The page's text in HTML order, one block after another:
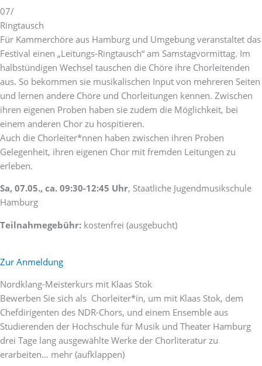
07/
Ringtausch
Für Kammerchöre aus Hamburg und Umgebung veranstaltet das
Festival einen „Leitungs-Ringtausch“ am Samstagvormittag. Im
halbstündigen Wechsel tauschen die Chöre ihre Chorleitenden
aus. So bekommen sie musikalischen Input von mehreren Seiten
und lernen andere Chöre und Chorleitungen kennen. Zwischen
ihren eigenen Proben haben sie zudem die Möglichkeit, bei
einem anderen Chor zu hospitieren.
Auch die Chorleiter*nnen haben zwischen ihren Proben
Gelegenheit, ihren eigenen Chor mit fremden Leitungen zu
erleben.
Sa, 07.05., ca. 09:30-12:45 Uhr, Staatliche Jugendmusikschule
Hamburg
Teilnahmegebühr: kostenfrei (ausgebucht)
Zur Anmeldung
Nordklang-Meisterkurs mit Klaas Stok
Bewerben Sie sich als Chorleiter*in, um mit Klaas Stok, dem
Chefdirigenten des NDR-Chors, und einem Ensemble aus
Studierenden der Hochschule für Musik und Theater Hamburg
drei Tage lang ausgewählte Werke der Chorliteratur zu
erarbeiten… mehr (aufklappen)